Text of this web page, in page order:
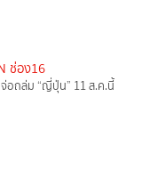
ช่อง16
อถล่ม “ญี่ปุ่น” 11 ส.ค.นี้